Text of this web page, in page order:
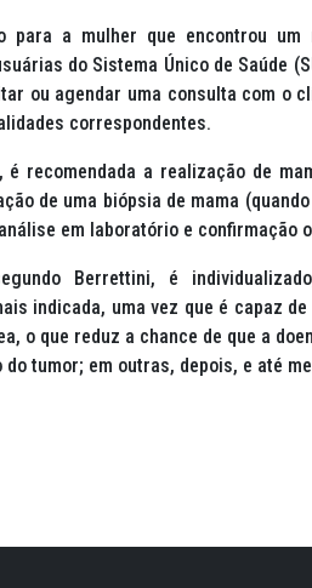
para a mulher que encontrou
do Sistema Único de Saúde
ou agendar uma consulta com o
correspondentes.
é recomendada a realização de
de uma biópsia de mama
em laboratório e confirmação
Berrettini, é
indicada, uma vez que é capaz
o que reduz a chance de que a
do tumor; em outras, depois, e até